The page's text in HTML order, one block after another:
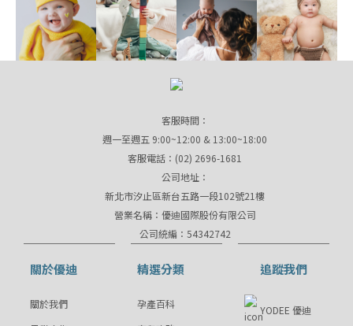
客服時間：
週一至週五 9:00~12:00 & 13:00~18:00
客服電話：(02) 2696-1681
公司地址：
新北市汐止區新台五路一段102號21樓
營業名稱：優迪國際股份有限公司
公司統編：54342742
關於優迪
關於我們
精選分類
孕產百科
追蹤我們
YODEE 優迪